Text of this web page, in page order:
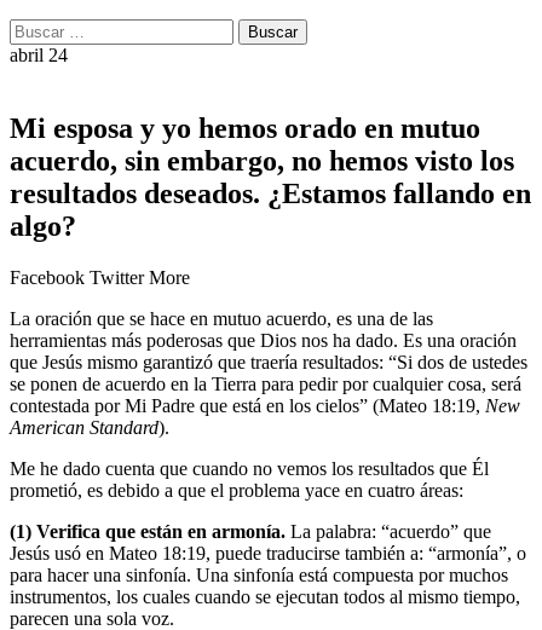
Buscar:
Buscar
abril 24
Mi esposa y yo hemos orado en mutuo
acuerdo, sin embargo, no hemos visto los
resultados deseados. ¿Estamos fallando en
algo?
Facebook Twitter More
La oración que se hace en mutuo acuerdo, es una de las
herramientas más poderosas que Dios nos ha dado. Es una oración
que Jesús mismo garantizó que traería resultados: “Si dos de ustedes
se ponen de acuerdo en la Tierra para pedir por cualquier cosa, será
contestada por Mi Padre que está en los cielos” (Mateo 18:19, New
American Standard).
Me he dado cuenta que cuando no vemos los resultados que Él
prometió, es debido a que el problema yace en cuatro áreas:
(1) Verifica que están en armonía. La palabra: “acuerdo” que
Jesús usó en Mateo 18:19, puede traducirse también a: “armonía”, o
para hacer una sinfonía. Una sinfonía está compuesta por muchos
instrumentos, los cuales cuando se ejecutan todos al mismo tiempo,
parecen una sola voz.